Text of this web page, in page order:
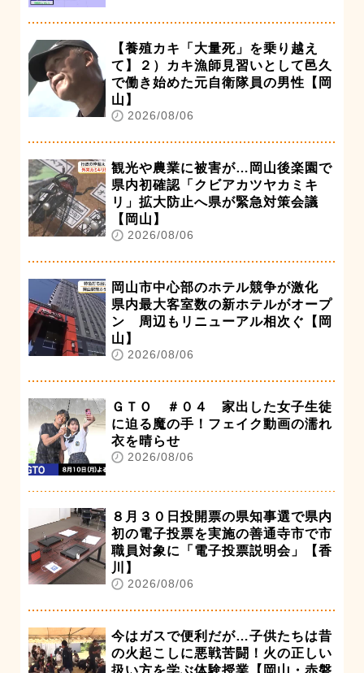
【養殖カキ「大量死」を乗り越え
て】２）カキ漁師見習いとして邑久
で働き始めた元自衛隊員の男性【岡
山】
2026/08/06
観光や農業に被害が…岡山後楽園で
県内初確認「クビアカツヤカミキ
リ」拡大防止へ県が緊急対策会議
【岡山】
2026/08/06
岡山市中心部のホテル競争が激化
県内最大客室数の新ホテルがオープ
ン 周辺もリニューアル相次ぐ【岡
山】
2026/08/06
ＧＴＯ ＃０４ 家出した女子生徒
に迫る魔の手！フェイク動画の濡れ
衣を晴らせ
2026/08/06
８月３０日投開票の県知事選で県内
初の電子投票を実施の善通寺市で市
職員対象に「電子投票説明会」【香
川】
2026/08/06
今はガスで便利だが…子供たちは昔
の火起こしに悪戦苦闘！火の正しい
扱い方を学ぶ体験授業【岡山・赤磐